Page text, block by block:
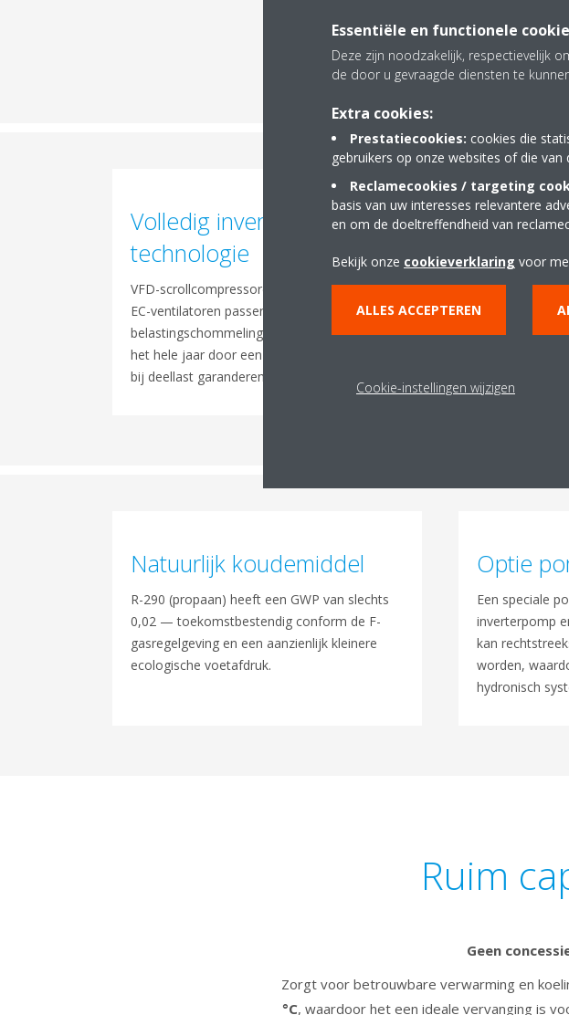
Ontworpen
Volledig invertergestuurde
technologie
VFD-scrollcompressoren en invertergestuurde
EC-ventilatoren passen zich in realtime aan
belastingschommelingen aan, waardoor ze
het hele jaar door een uitstekend rendement
bij deellast garanderen.
Plug &
Eén
Natuurlijk koudemiddel
R-290 (propaan) heeft een GWP van slechts
0,02 — toekomstbestendig conform de F-
gasregelgeving en een aanzienlijk kleinere
ecologische voetafdruk.
Optie
Een speciale
inverterpomp
kan
worden,
hydronisch
Ruim
Geen
Zorgt voor betrouwbare verwarming en
°C, waardoor het een ideale vervanging is
Essentiële en functionele
Deze zijn noodzakelijk, respectievelijk
de door u gevraagde diensten te
Extra cookies:
Prestatiecookies: cookies die
gebruikers op onze websites of die van
Reclamecookies / targeting
basis van uw interesses relevantere
en om de doeltreffendheid van
Bekijk onze cookieverklaring voor
ALLES ACCEPTEREN
Cookie-instellingen wijzigen